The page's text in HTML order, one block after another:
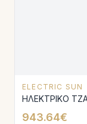
ELECTRIC SUN
ΗΛΕΚΤΡΙΚΟ
943.64€